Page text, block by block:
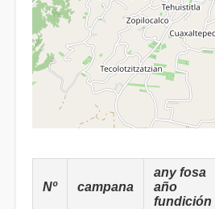
Nº campana
any fosa
año
fundición